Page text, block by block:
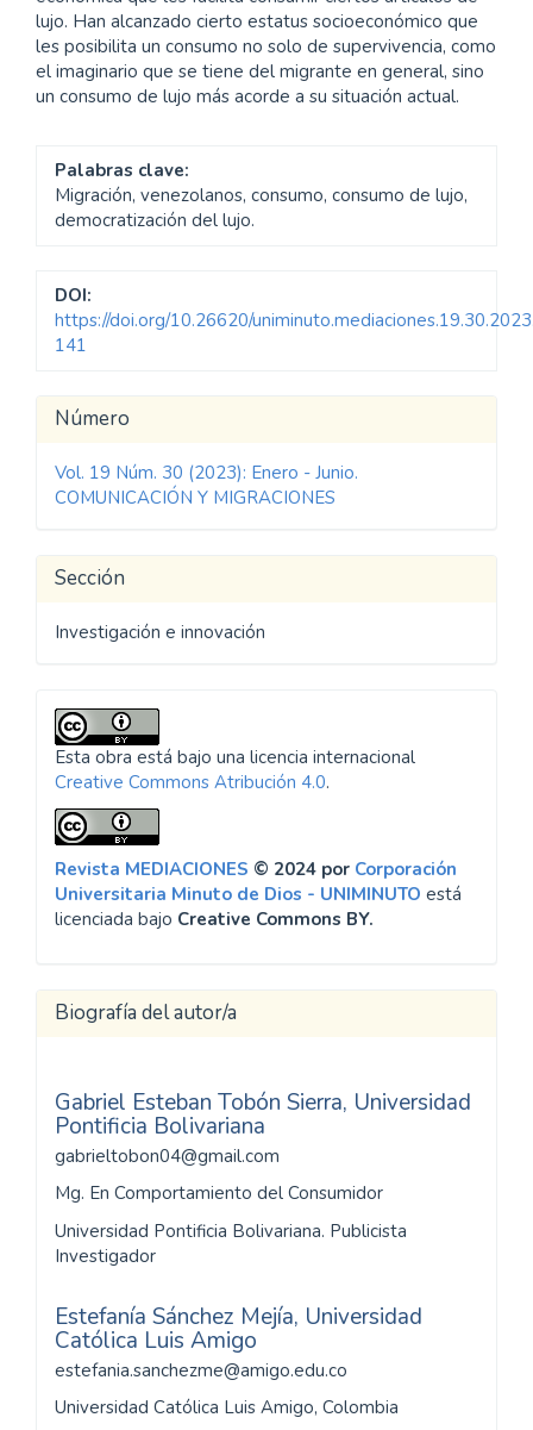
lujo. Han alcanzado cierto estatus socioeconómico que
les posibilita un consumo no solo de supervivencia, como
el imaginario que se tiene del migrante en general, sino
un consumo de lujo más acorde a su situación actual.
Palabras clave:
Migración, venezolanos, consumo, consumo de lujo,
democratización del lujo.
DOI:
https://doi.org/10.26620/
141
Detalles
del
artículo
Número
Vol. 19 Núm. 30 (2023): Enero - Junio.
COMUNICACIÓN Y MIGRACIONES
Sección
Investigación e innovación
Esta obra está bajo una licencia internacional
Creative Commons Atribución 4.0.
Revista MEDIACIONES © 2024 por Corporación
Universitaria Minuto de Dios - UNIMINUTO está
licenciada bajo Creative Commons BY.
Biografía del autor/a
Gabriel Esteban Tobón Sierra, Universidad
Pontificia Bolivariana
gabrieltobon04@gmail.com
Mg. En Comportamiento del Consumidor
Universidad Pontificia Bolivariana. Publicista
Investigador
Estefanía Sánchez Mejía, Universidad
Católica Luis Amigo
estefania.sanchezme@amigo.edu.co
Universidad Católica Luis Amigo, Colombia